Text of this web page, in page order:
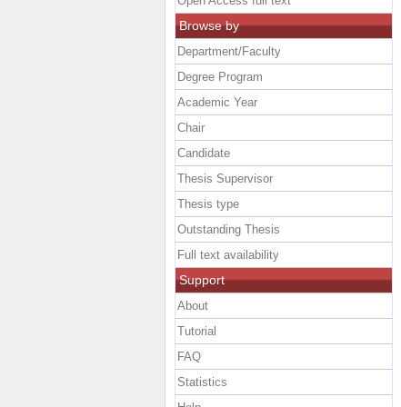
Browse by
Department/Faculty
Degree Program
Academic Year
Chair
Candidate
Thesis Supervisor
Thesis type
Outstanding Thesis
Full text availability
Support
About
Tutorial
FAQ
Statistics